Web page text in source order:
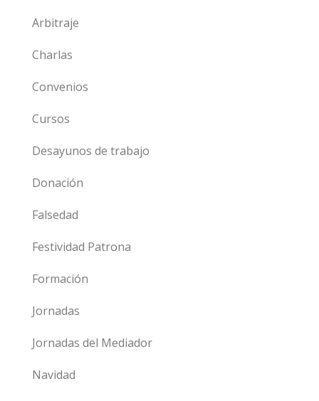
Arbitraje
Charlas
Convenios
Cursos
Desayunos de trabajo
Donación
Falsedad
Festividad Patrona
Formación
Jornadas
Jornadas del Mediador
Navidad